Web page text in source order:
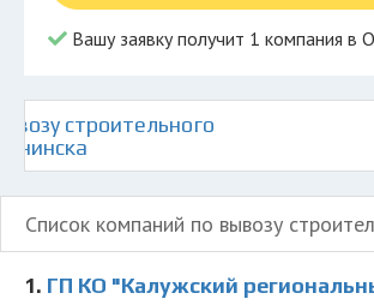
Вашу заявку получит 1 компания в
строительного
Список компаний по вывозу
1. ГП КО "Калужский региональный